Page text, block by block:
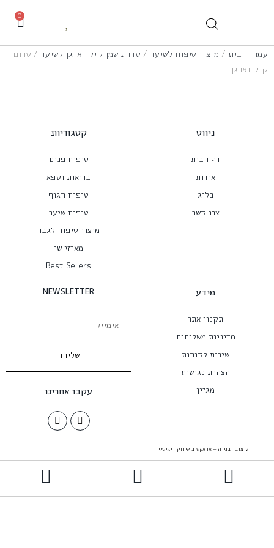
0
עמוד הבית / מוצרי טיפוח לשיער / סדרת שמן קיק וארגן לשיער / סרום
קיק וארגן
ניווט
דף הבית
אודות
בלוג
צרו קשר
קטגוריות
טיפוח פנים
בריאות וספא
טיפוח הגוף
טיפוח שיער
מוצרי טיפוח לגבר
מארזי שי
Best Sellers
מידע
תקנון אתר
מדיניות משלוחים
שירות לקוחות
הצהרת נגישות
מגזין
NEWSLETTER
שליחה
עקבו אחרינו
עיצוב ובנייה – אדאקטיב שיווק דיגיטלי